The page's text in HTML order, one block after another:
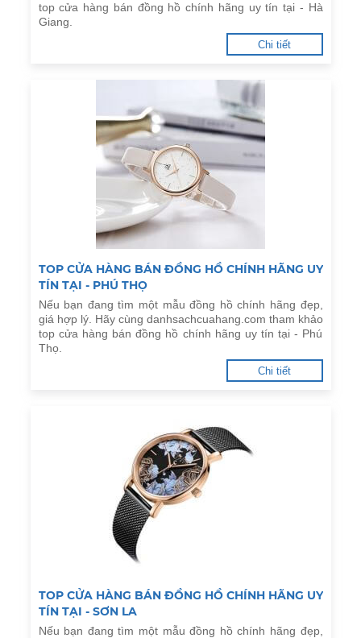
top cửa hàng bán đồng hồ chính hãng uy tín tại - Hà
Giang.
Chi tiết
TOP CỬA HÀNG BÁN ĐỒNG HỒ CHÍNH HÃNG UY
TÍN TẠI - PHÚ THỌ
Nếu bạn đang tìm một mẫu đồng hồ chính hãng đẹp,
giá hợp lý. Hãy cùng danhsachcuahang.com tham khảo
top cửa hàng bán đồng hồ chính hãng uy tín tại - Phú
Thọ.
Chi tiết
TOP CỬA HÀNG BÁN ĐỒNG HỒ CHÍNH HÃNG UY
TÍN TẠI - SƠN LA
Nếu bạn đang tìm một mẫu đồng hồ chính hãng đẹp,